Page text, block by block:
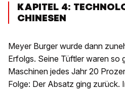
KAPITEL 4:
CHINESEN
Meyer Burger wurde dann
Erfolgs. Seine Tüftler waren so
Maschinen jedes Jahr 20
Folge: Der Absatz ging zurück.